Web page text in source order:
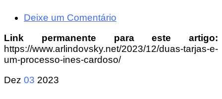
Deixe um Comentário
Link permanente para este artigo:
https://www.arlindovsky.net/2023/12/duas-tarjas-e-
um-processo-ines-cardoso/
Dez 03 2023